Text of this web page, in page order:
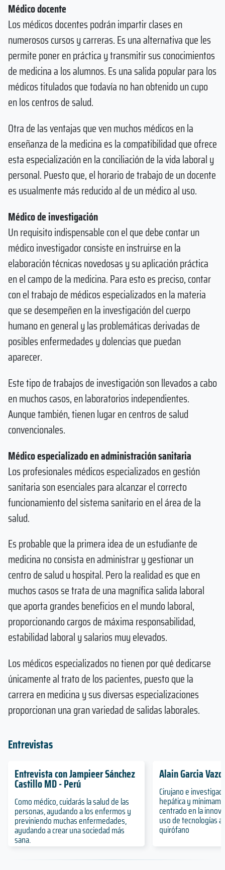
Médico docente
Los médicos docentes podrán impartir clases en
numerosos cursos y carreras. Es una alternativa que les
permite poner en práctica y transmitir sus conocimientos
de medicina a los alumnos. Es una salida popular para los
médicos titulados que todavía no han obtenido un cupo
en los centros de salud.
Otra de las ventajas que ven muchos médicos en la
enseñanza de la medicina es la compatibilidad que ofrece
esta especialización en la conciliación de la vida laboral y
personal. Puesto que, el horario de trabajo de un docente
es usualmente más reducido al de un médico al uso.
Médico de investigación
Un requisito indispensable con el que debe contar un
médico investigador consiste en instruirse en la
elaboración técnicas novedosas y su aplicación práctica
en el campo de la medicina. Para esto es preciso, contar
con el trabajo de médicos especializados en la materia
que se desempeñen en la investigación del cuerpo
humano en general y las problemáticas derivadas de
posibles enfermedades y dolencias que puedan
aparecer.
Este tipo de trabajos de investigación son llevados a cabo
en muchos casos, en laboratorios independientes.
Aunque también, tienen lugar en centros de salud
convencionales.
Médico especializado en administración sanitaria
Los profesionales médicos especializados en gestión
sanitaria son esenciales para alcanzar el correcto
funcionamiento del sistema sanitario en el área de la
salud.
Es probable que la primera idea de un estudiante de
medicina no consista en administrar y gestionar un
centro de salud u hospital. Pero la realidad es que en
muchos casos se trata de una magnífica salida laboral
que aporta grandes beneficios en el mundo laboral,
proporcionando cargos de máxima responsabilidad,
estabilidad laboral y salarios muy elevados.
Los médicos especializados no tienen por qué dedicarse
únicamente al trato de los pacientes, puesto que la
carrera en medicina y sus diversas especializaciones
proporcionan una gran variedad de salidas laborales.
Entrevistas
Entrevista con Jampieer Sánchez
Castillo MD - Perú
Como médico, cuidarás la salud de las
personas, ayudando a los enfermos y
previniendo muchas enfermedades,
ayudando a crear una sociedad más
sana.
Alain Garcia
Cirujano e
hepática y
centrado en la
uso de tecnologías
quirófano